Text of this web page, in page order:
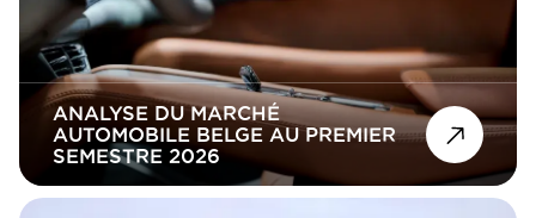
ANALYSE DU MARCHÉ
AUTOMOBILE BELGE AU PREMIER
SEMESTRE 2026